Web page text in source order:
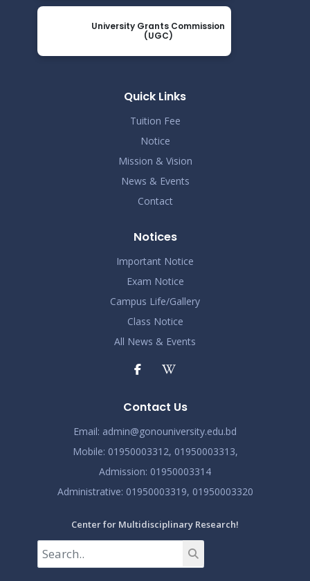
Read More
করোনা ভাইরাস নিয়ে বর্তমান পরিস্থিতির কারণে সরকারী নির্দেশনা
অনুযায়ী গণ বিশ্ববিদ্যালয়ের অফিস আদেশ
University Grants Commission
(UGC)
Quick Links
Tuition Fee
Notice
Mission & Vision
News & Events
Contact
Notices
Important Notice
Exam Notice
Campus Life/Gallery
Class Notice
All News & Events
Contact Us
Email: admin@gonouniversity.edu.bd
Mobile: 01950003312, 01950003313,
Admission: 01950003314
Administrative: 01950003319, 01950003320
Center for Multidisciplinary Research!